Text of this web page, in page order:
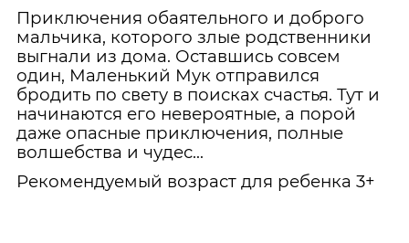
Приключения обаятельного и доброго
мальчика, которого злые родственники
выгнали из дома. Оставшись совсем
один, Маленький Мук отправился
бродить по свету в поисках счастья. Тут и
начинаются его невероятные, а порой
даже опасные приключения, полные
волшебства и чудес…
Рекомендуемый возраст для ребенка 3+